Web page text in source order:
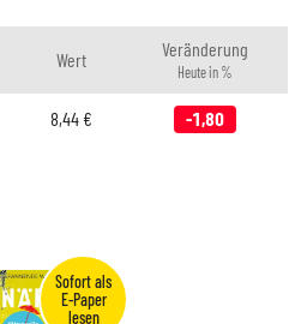
Wert Veränderung
Heute in %
8,44 € -1,80